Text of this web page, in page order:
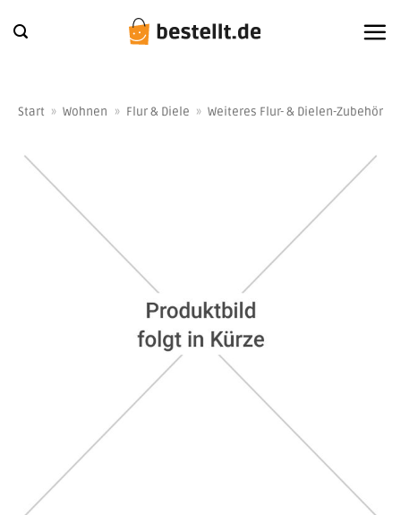
Inhalt
Start » Wohnen » Flur & Diele » Weiteres Flur- & Dielen-Zubehör